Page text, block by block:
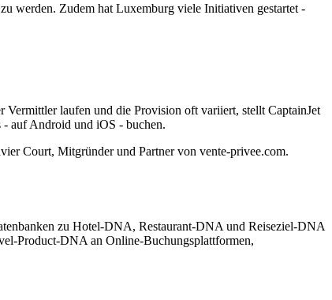
werden. Zudem hat Luxemburg viele Initiativen gestartet -
laufen und die Provision oft variiert, stellt CaptainJet
- auf Android und iOS - buchen.
Court, Mitgründer und Partner von vente-privee.com.
zu Hotel-DNA, Restaurant-DNA und Reiseziel-DNA
Product-DNA an Online-Buchungsplattformen,